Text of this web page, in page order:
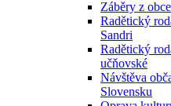
Záběry z
Radětický
Sandri
Radětický
učňovské
Návštěva
Slovensku